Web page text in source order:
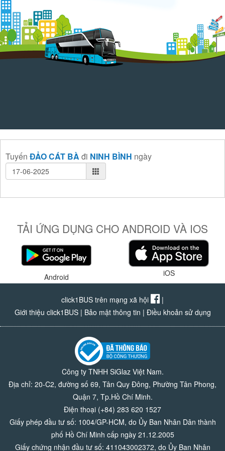
Tuyến ĐẢO CÁT BÀ đi NINH BÌNH ngày
TẢI ỨNG DỤNG CHO ANDROID VÀ IOS
Android iOS
click1BUS trên mạng xã hội
|
Giới thiệu click1BUS| Bảo mật thông tin | Điều khoản sử dụng
Công ty TNHH SiGlaz Việt Nam.
Địa chỉ: 20-C2, đường số 69, Tân Quy Đông, Phường Tân Phong,
Quận 7, Tp.Hồ Chí Minh.
Điện thoại (+84) 283 620 1527
Giấy phép đầu tư số: 1004/GP-HCM, do Ủy Ban Nhân Dân thành
phố Hồ Chí Minh cấp ngày 21.12.2005
Giấy chứng nhận đầu tư số: 411043002372, do Ủy Ban Nhân